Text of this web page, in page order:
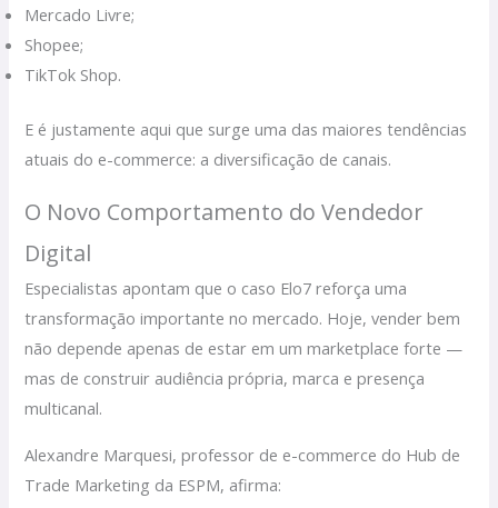
Mercado Livre;
Shopee;
TikTok Shop.
E é justamente aqui que surge uma das maiores tendências
atuais do e-commerce: a diversificação de canais.
O Novo Comportamento do Vendedor
Digital
Especialistas apontam que o caso Elo7 reforça uma
transformação importante no mercado. Hoje, vender bem
não depende apenas de estar em um marketplace forte —
mas de construir audiência própria, marca e presença
multicanal.
Alexandre Marquesi, professor de e-commerce do Hub de
Trade Marketing da ESPM, afirma: